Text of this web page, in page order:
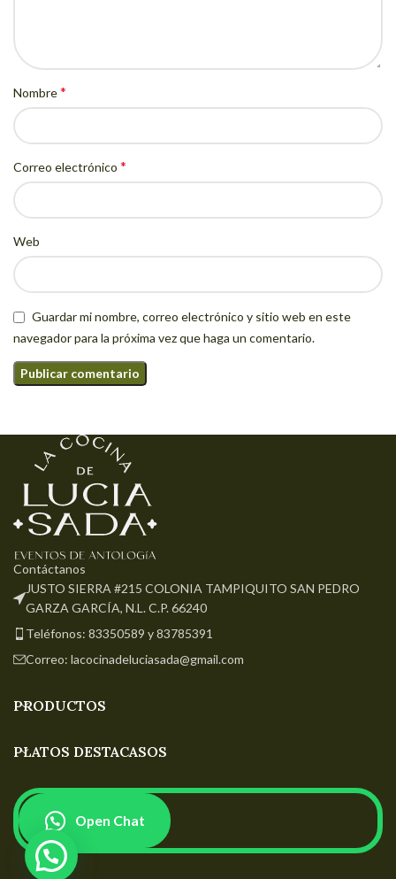
Nombre*
Correo electrónico *
Web
Guardar mi nombre, correo electrónico y sitio web en este
navegador para la próxima vez que haga un comentario.
Contáctanos
JUSTO SIERRA #215 COLONIA TAMPIQUITO SAN PEDRO
GARZA GARCÍA, N.L. C.P. 66240
Teléfonos: 83350589 y 83785391
Correo: lacocinadeluciasada@gmail.com
PRODUCTOS
PLATOS DESTACASOS
Open Chat